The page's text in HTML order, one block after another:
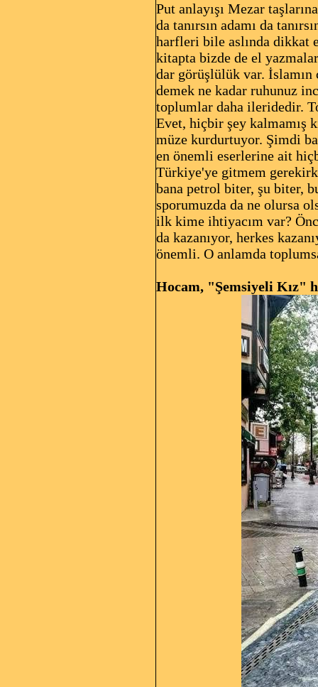
Put anlayışı Mezar
da tanırsın adamı da
harfleri bile aslında dikkat
kitapta bizde de el
dar görüşlülük var. İslamın
demek ne kadar ruhunuz
toplumlar daha ileridedir.
Evet, hiçbir şey kalmamış
müze kurdurtuyor. Şimdi
en önemli eserlerine ait
Türkiye'ye gitmem
bana petrol biter, şu biter,
sporumuzda da ne olursa
ilk kime ihtiyacım var?
da kazanıyor, herkes
önemli. O anlamda
Hocam, "Şemsiyeli Kız"